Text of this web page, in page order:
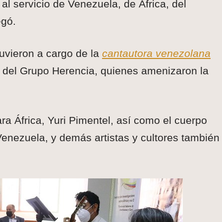
servicio de Venezuela, de África, del
a cargo de la cantautora venezolana
Grupo Herencia, quienes amenizaron la
África, Yuri Pimentel, así como el cuerpo
y demás artistas y cultores también